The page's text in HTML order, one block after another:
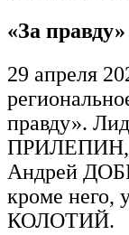
«За правду»
29 апреля
правду».
ПРИЛЕПИН,
Андрей
кроме него,
КОЛОТИЙ.